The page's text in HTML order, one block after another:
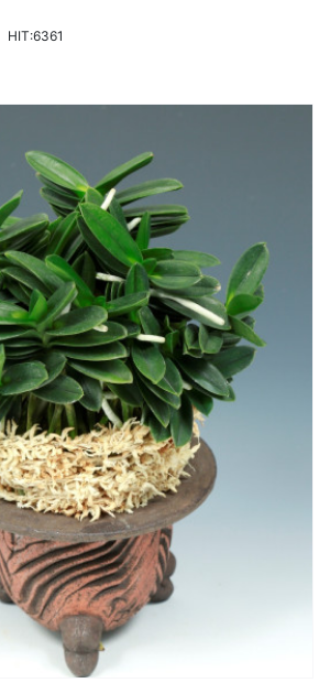
HIT:6361